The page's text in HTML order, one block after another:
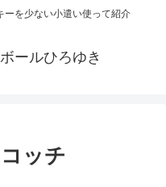
ーを少ない小遣い使って紹介
ールひろゆき
ッチ